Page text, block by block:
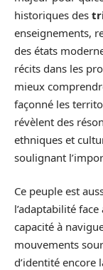
historiques des
enseignements,
des états
récits dans les
mieux
façonné les
révèlent des
ethniques et
soulignant
Ce peuple est
l’adaptabilité
capacité à
mouvements
d’identité encore